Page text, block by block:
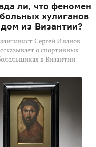
ли, что феномен
хулиганов
из Византии?
Сергей Иванов
о спортивных
в Византии